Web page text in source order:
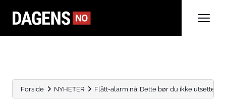
Forside NYHETER Flått-alarm nå: Dette bør du ikke utsette